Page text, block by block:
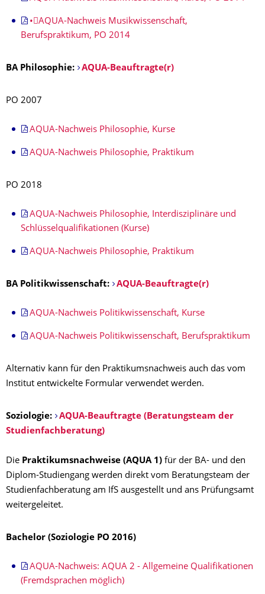
•AQUA-Nachweis Musikwissenschaft,
Berufspraktikum, PO 2014
BA Philosophie: AQUA-Beauftragte(r)
PO 2007
AQUA-Nachweis Philosophie, Kurse
AQUA-Nachweis Philosophie, Praktikum
PO 2018
AQUA-Nachweis Philosophie, Interdisziplinäre und
Schlüsselqualifikationen (Kurse)
AQUA-Nachweis Philosophie, Praktikum
BA Politikwissenschaft: AQUA-Beauftragte(r)
AQUA-Nachweis Politikwissenschaft, Kurse
AQUA-Nachweis Politikwissenschaft, Berufspraktikum
Alternativ kann für den Praktikumsnachweis auch das vom
Institut entwickelte Formular verwendet werden.
Soziologie:
AQUA-Beauftragte (Beratungsteam der
Studienfachberatung)
Die Praktikumsnachweise (AQUA 1) für der BA- und den
Diplom-Studiengang werden direkt vom Beratungsteam der
Studienfachberatung am IfS ausgestellt und ans Prüfungsamt
weitergeleitet.
Bachelor (Soziologie PO 2016)
AQUA-Nachweis: AQUA 2 - Allgemeine Qualifikationen
(Fremdsprachen möglich)